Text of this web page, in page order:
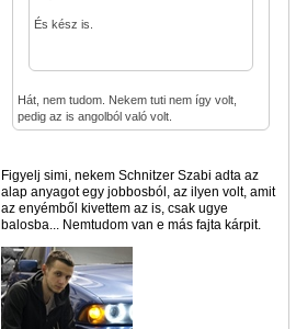
És kész is.
Hát, nem tudom. Nekem tuti nem így volt,
pedig az is angolból való volt.
Figyelj simi, nekem Schnitzer Szabi adta az
alap anyagot egy jobbosból, az ilyen volt, amit
az enyémből kivettem az is, csak ugye
balosba... Nemtudom van e más fajta kárpit.